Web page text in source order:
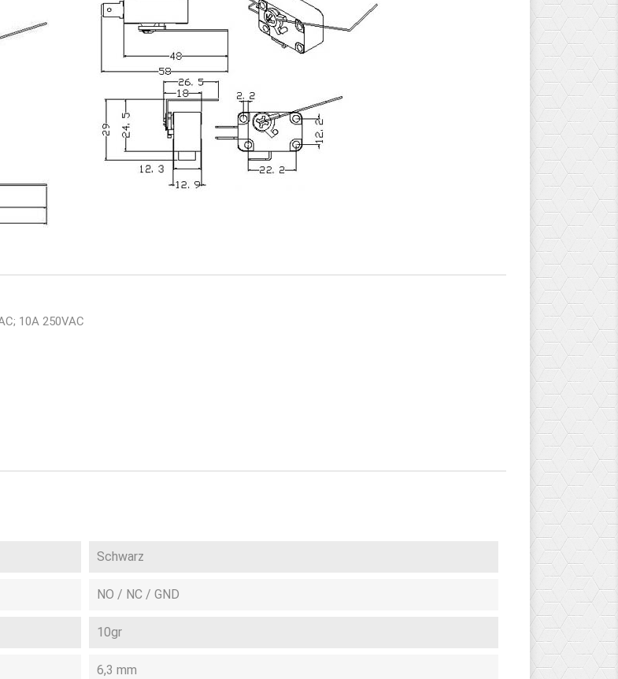
10A 250VAC
Schwarz
NO / NC / GND
10gr
6,3 mm